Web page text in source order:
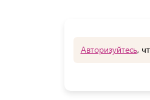
Авторизуйтесь,